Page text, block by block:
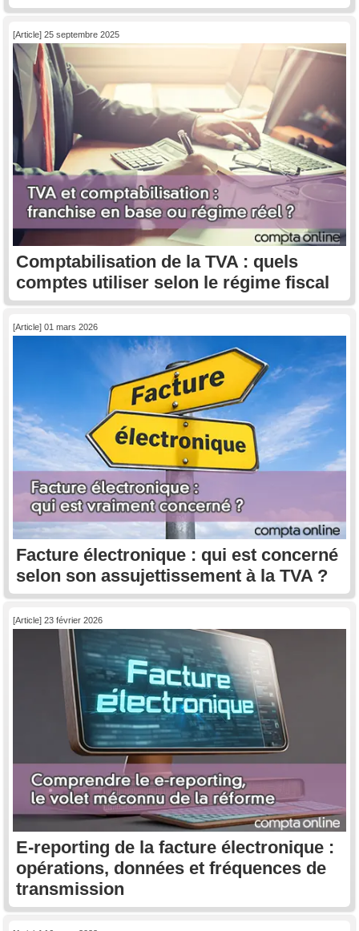
[Article] 25 septembre 2025
Comptabilisation de la TVA : quels
comptes utiliser selon le régime fiscal
[Article] 01 mars 2026
Facture électronique : qui est concerné
selon son assujettissement à la TVA ?
[Article] 23 février 2026
E-reporting de la facture électronique :
opérations, données et fréquences de
transmission